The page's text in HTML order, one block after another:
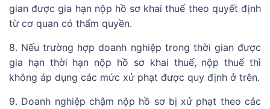
gian được gia hạn nộp hồ sơ khai thuế theo quyết định
từ cơ quan có thẩm quyền.
8. Nếu trường hợp doanh nghiệp trong thời gian được
gia hạn thời hạn nộp hồ sơ khai thuế, nộp thuế thì
không áp dụng các mức xử phạt được quy định ở trên.
9. Doanh nghiệp chậm nộp hồ sơ bị xử phạt theo các